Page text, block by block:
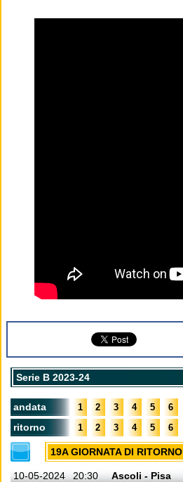
Serie B 2023-24
andata 1 2 3 4 5 6
ritorno 1 2 3 4 5 6
19A GIORNATA DI RITORNO
10-05-2024 20:30
Ascoli - Pisa